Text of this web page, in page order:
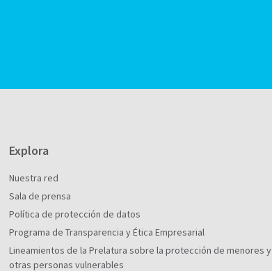
Explora
Nuestra red
Sala de prensa
Política de protección de datos
Programa de Transparencia y Ética Empresarial
Lineamientos de la Prelatura sobre la protección de menores y
otras personas vulnerables